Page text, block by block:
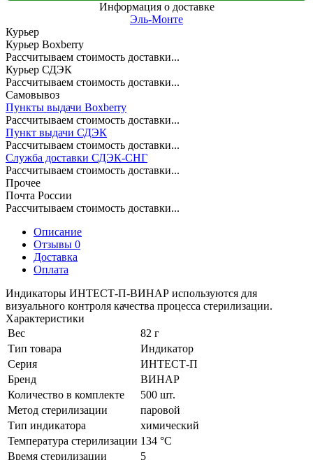
Информация о доставке
Эль-Монте
Курьер
Курьер Boxberry
Рассчитываем стоимость доставки...
Курьер СДЭК
Рассчитываем стоимость доставки...
Самовывоз
Пункты выдачи Boxberry
Рассчитываем стоимость доставки...
Пункт выдачи СДЭК
Рассчитываем стоимость доставки...
Служба доставки СДЭК-СНГ
Рассчитываем стоимость доставки...
Прочее
Почта России
Рассчитываем стоимость доставки...
Описание
Отзывы 0
Доставка
Оплата
Индикаторы ИНТЕСТ-П-ВИНАР используются для
визуального контроля качества процесса стерилизации.
Характеристики
Вес
82 г
Тип товара
Индикатор
Серия
ИНТЕСТ-П
Бренд
ВИНАР
Количество в комплекте
500 шт.
Метод стерилизации
паровой
Тип индикатора
химический
Температура стерилизации 134 °C
Время стерилизации
5